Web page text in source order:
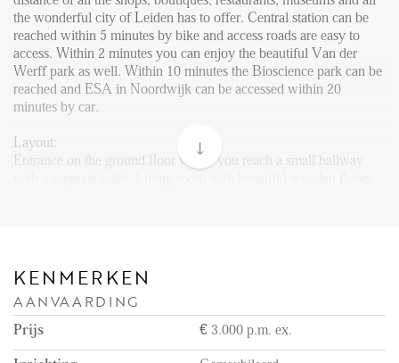
the wonderful city of Leiden has to offer. Central station can be
reached within 5 minutes by bike and access roads are easy to
access. Within 2 minutes you can enjoy the beautiful Van der
Werff park as well. Within 10 minutes the Bioscience park can be
reached and ESA in Noordwijk can be accessed within 20
minutes by car.
Layout:
Entrance on the ground floor where you reach a small hallway
17m2.
Stairs to the first floor lead to the first 2 bedrooms and the
bathroom. One of the bedrooms functions has an extra room
attached which functions as an office space. The second bedroom
KENMERKEN
AANVAARDING
Prijs € 3.000 p.m. ex.
Werken bij
CONTACT
Den Haag
Hillegersberg